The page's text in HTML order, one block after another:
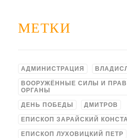
МЕТКИ
АДМИНИСТРАЦИЯ
ВООРУЖЁННЫЕ СИЛЫ И
ОРГАНЫ
ДЕНЬ ПОБЕДЫ ДМИТРОВ
ЕПИСКОП ЗАРАЙСКИЙ
ЕПИСКОП ЛУХОВИЦКИЙ ПЕТР